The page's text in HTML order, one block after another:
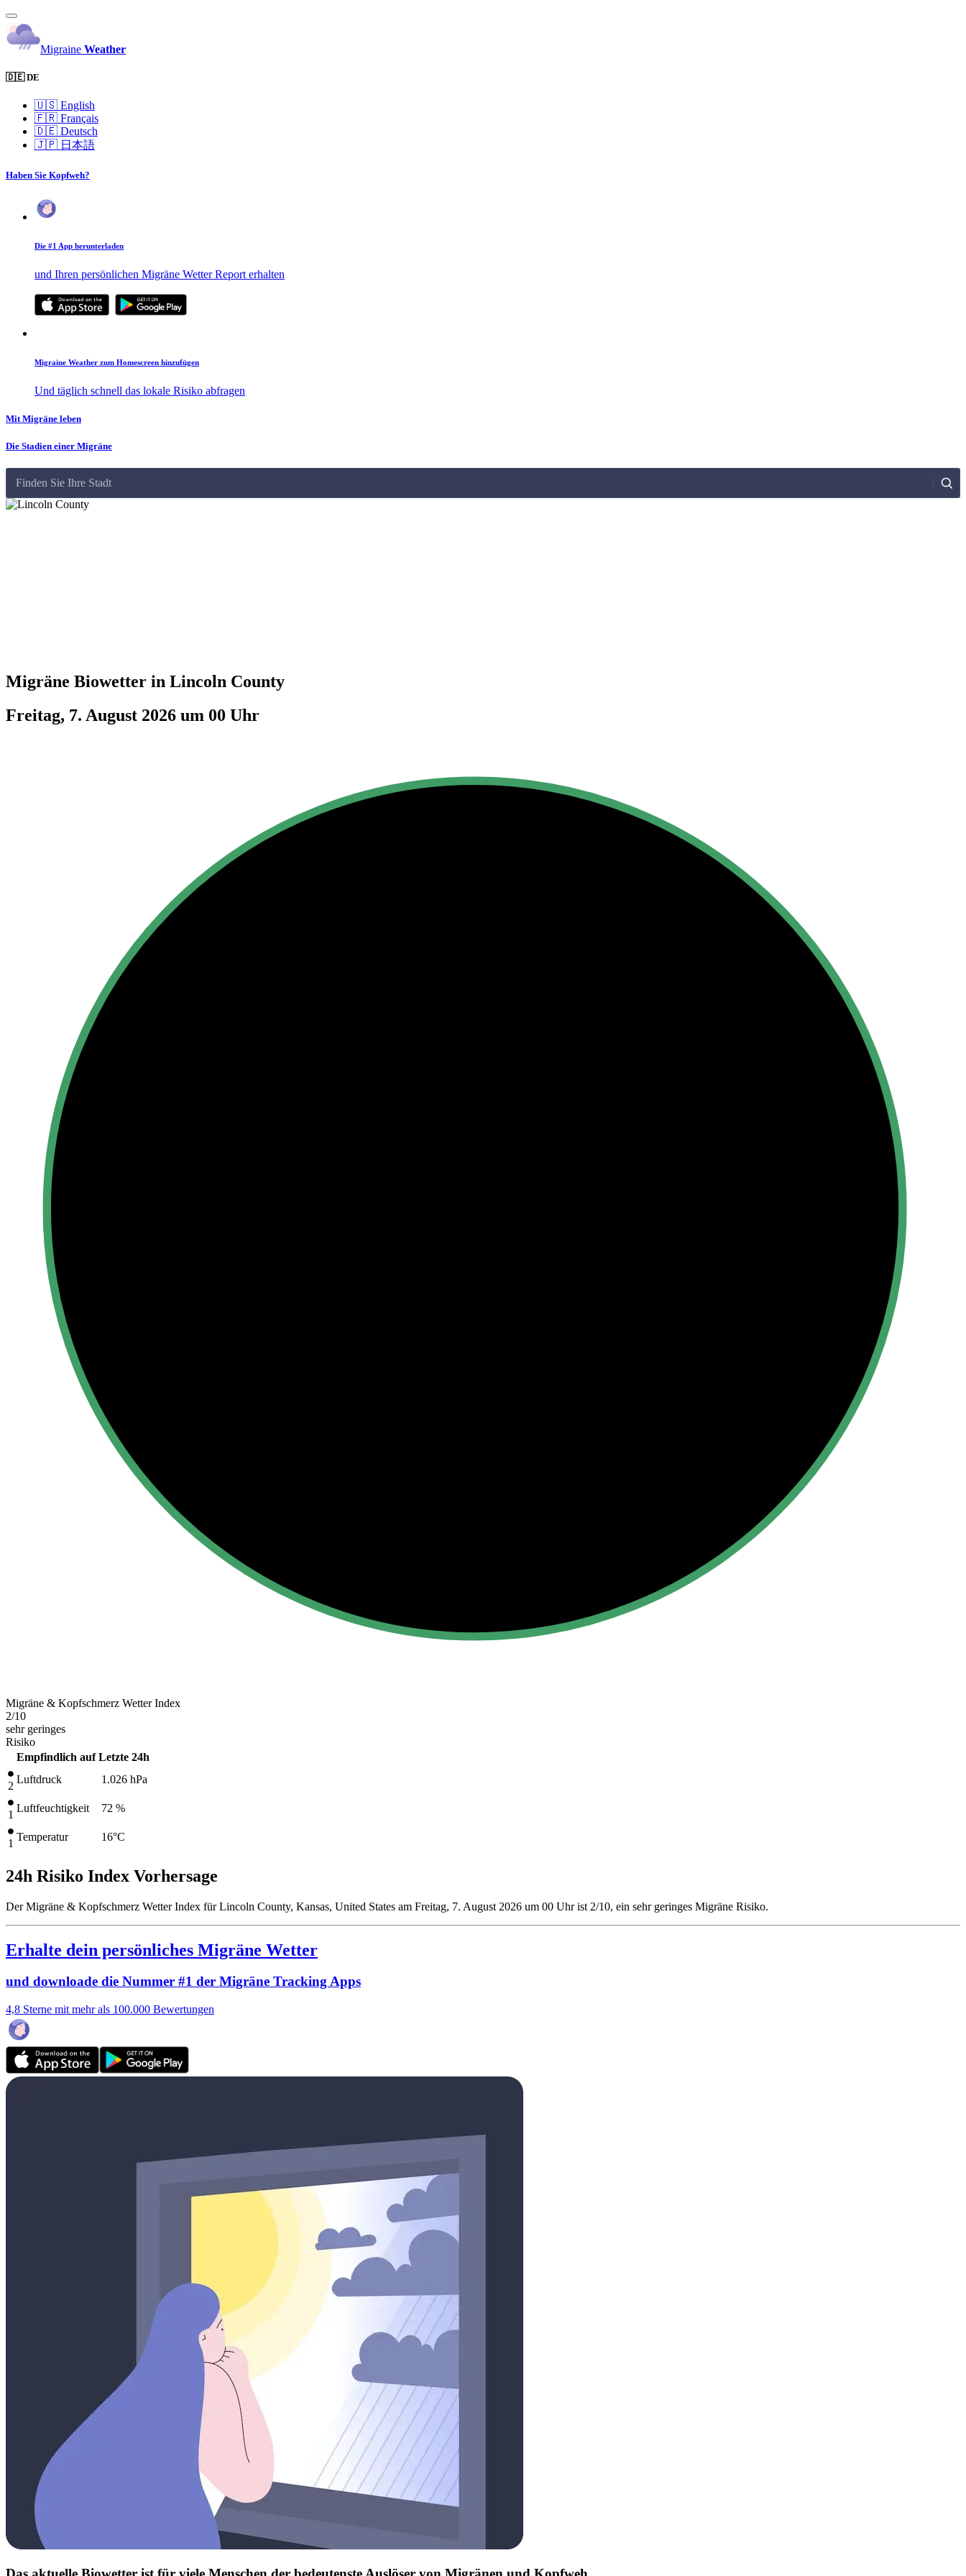
Migraine Weather
🇩🇪 DE
🇺🇸 English
🇫🇷 Français
🇩🇪 Deutsch
🇯🇵 日本語
Haben Sie Kopfweh?
Die #1 App herunterladen
und Ihren persönlichen Migräne Wetter Report erhalten
Migraine Weather zum Homescreen hinzufügen
Und täglich schnell das lokale Risiko abfragen
Mit Migräne leben
Die Stadien einer Migräne
Finden Sie Ihre Stadt
Migräne Biowetter in Lincoln County
Freitag, 7. August 2026 um 00 Uhr
Migräne & Kopfschmerz Wetter Index
2/10
sehr geringes
Risiko
Empfindlich auf Letzte 24h
2
Luftdruck 1.026 hPa
1
Luftfeuchtigkeit 72 %
1
Temperatur 16°C
24h Risiko Index Vorhersage
Der Migräne & Kopfschmerz Wetter Index für Lincoln County, Kansas, United States am Freitag, 7. August 2026 um 00 Uhr ist 2/10, ein sehr geringes Migräne Risiko.
Erhalte dein persönliches Migräne Wetter
und downloade die Nummer #1 der Migräne Tracking Apps
4,8 Sterne mit mehr als 100.000 Bewertungen